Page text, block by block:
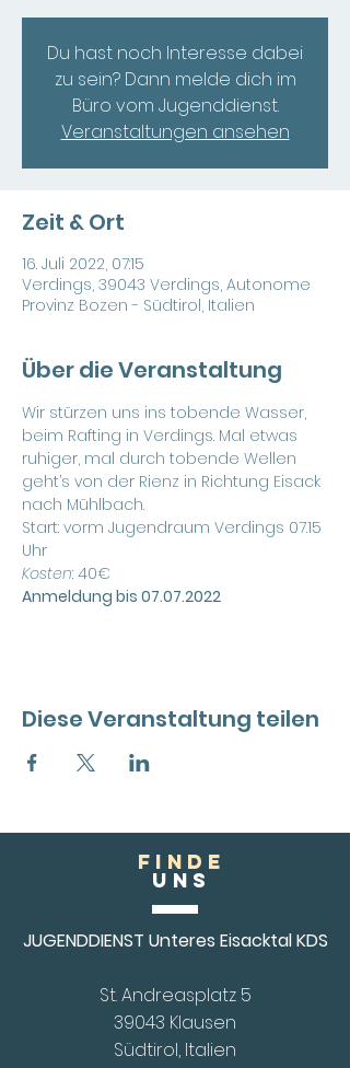
Du hast noch Interesse dabei
zu sein? Dann melde dich im
Büro vom Jugenddienst.
Veranstaltungen ansehen
Zeit & Ort
16. Juli 2022, 07:15
Verdings, 39043 Verdings, Autonome
Provinz Bozen - Südtirol, Italien
Über die Veranstaltung
Wir stürzen uns ins tobende Wasser,
beim Rafting in Verdings. Mal etwas
ruhiger, mal durch tobende Wellen
geht’s von der Rienz in Richtung Eisack
nach Mühlbach.
Start: vorm Jugendraum Verdings 07.15
Uhr
Kosten: 40€
Anmeldung bis 07.07.2022
Diese Veranstaltung teilen
FINDE
Uns
JUGENDDIENST Unteres Eisacktal KDS
St. Andreasplatz 5
39043 Klausen
Südtirol, Italien